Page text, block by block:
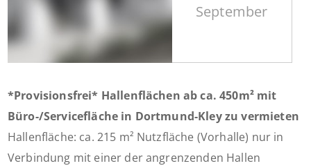
September
*Provisionsfrei* Hallenflächen ab ca. 450m² mit
Büro-/Servicefläche in Dortmund-Kley zu vermieten
Hallenfläche: ca. 215 m² Nutzfläche (Vorhalle) nur in
Verbindung mit einer der angrenzenden Hallen